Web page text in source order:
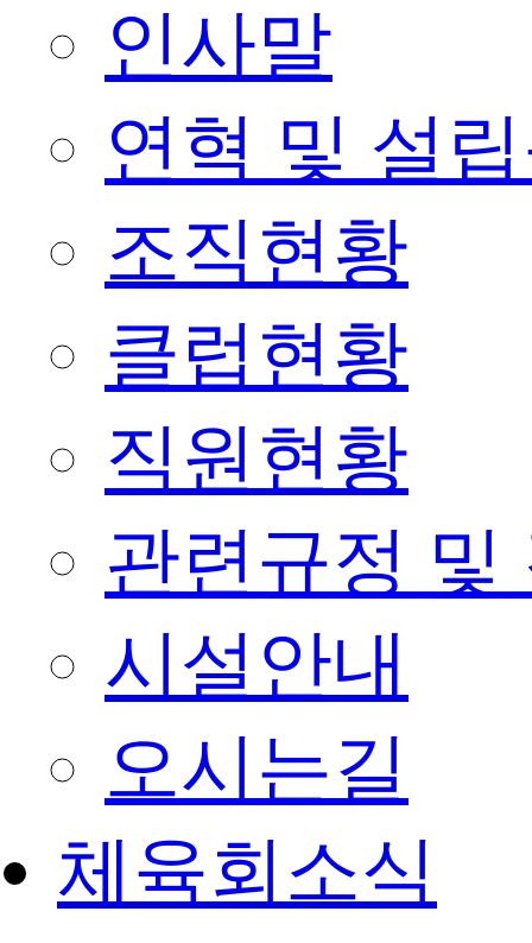
인사말
연혁 및 설
조직현황
클럽현황
직원현황
관련규정 및
시설안내
오시는길
체육회소식